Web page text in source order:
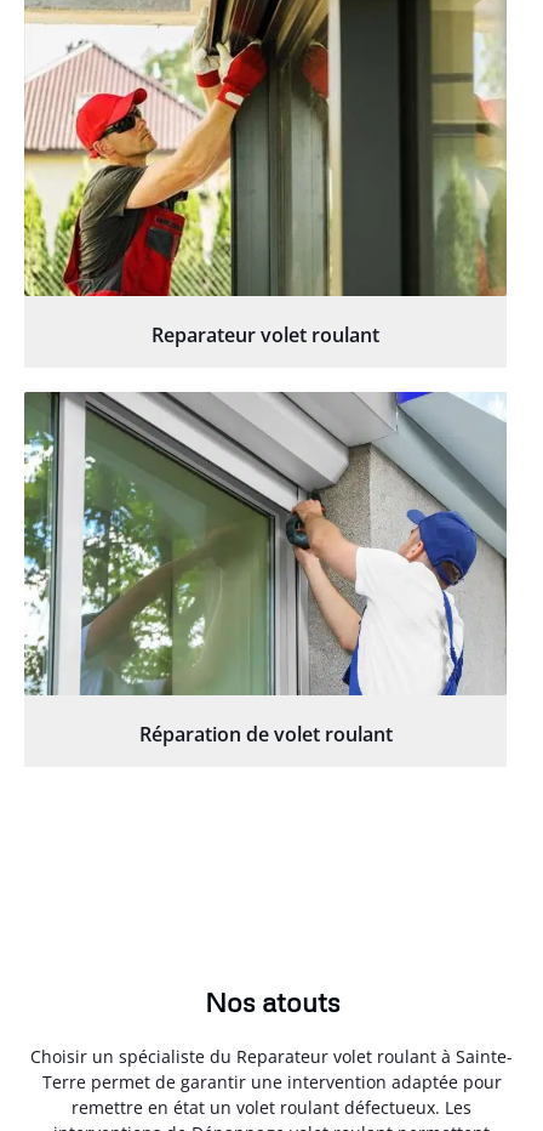
Reparateur volet roulant
Réparation de volet roulant
Nos atouts
Choisir un spécialiste du Reparateur volet roulant à Sainte-
Terre permet de garantir une intervention adaptée pour
remettre en état un volet roulant défectueux. Les